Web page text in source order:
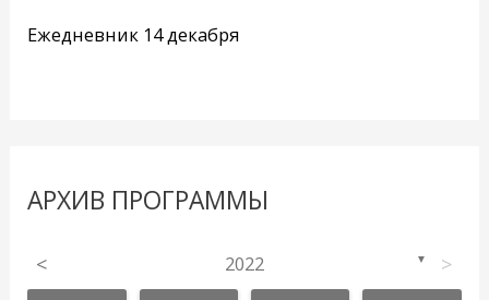
Ежедневник 14 декабря
АРХИВ ПРОГРАММЫ
< 2022 ▼ >